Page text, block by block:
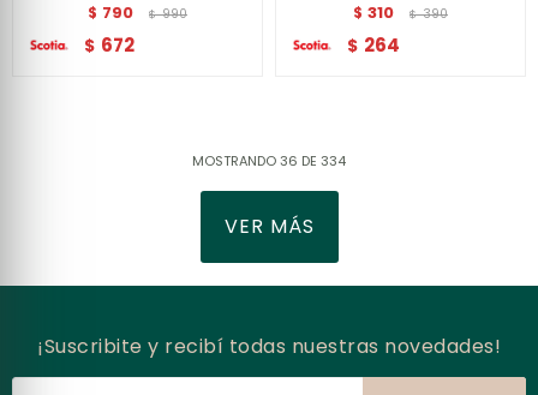
$ 790 $ 990
$ 672
$ 310 $ 390
$ 264
MOSTRANDO36 DE 334
VER MÁS
¡Suscribite y recibí todas nuestras novedades!